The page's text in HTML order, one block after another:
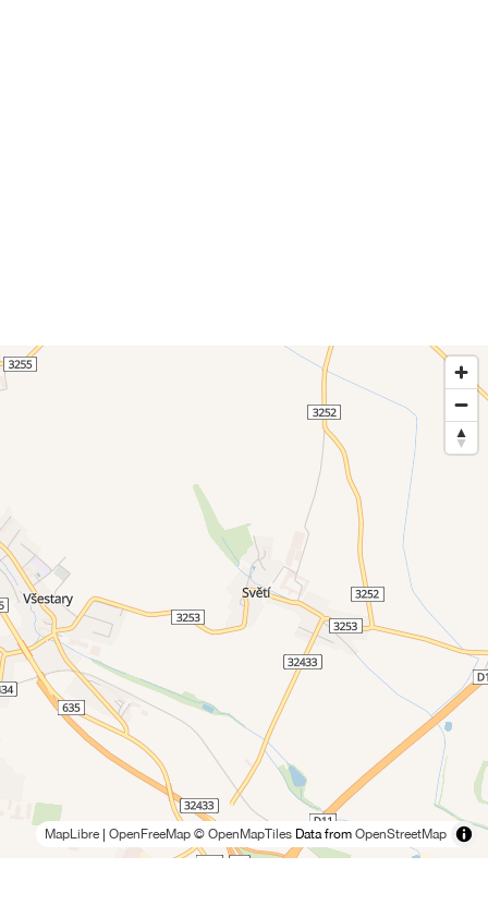
MapLibre OpenFreeMap © OpenMapTiles Data from OpenStreetMap